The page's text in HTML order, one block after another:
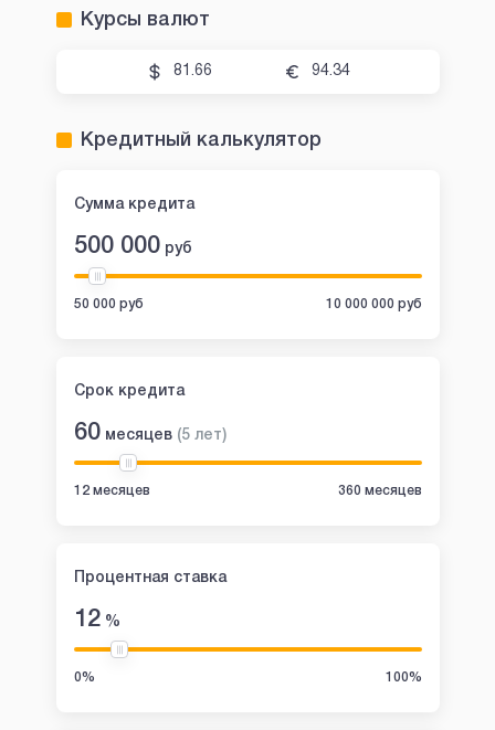
Курсы валют
81.66 94.34
Кредитный калькулятор
Сумма кредита
500 000 руб
50 000 руб 10 000 000 руб
Срок кредита
60 месяцев (5 лет)
12 месяцев 360 месяцев
Процентная ставка
12%
0% 100%